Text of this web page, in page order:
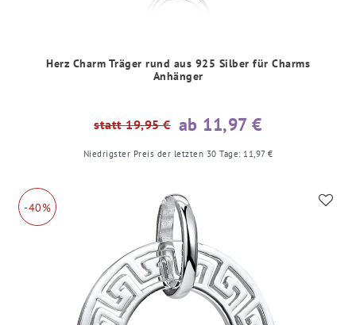
Herz Charm Träger rund aus 925 Silber für Charms
Anhänger
statt 19,95 € ab 11,97 €
Niedrigster Preis der letzten 30 Tage: 11,97 €
-40%